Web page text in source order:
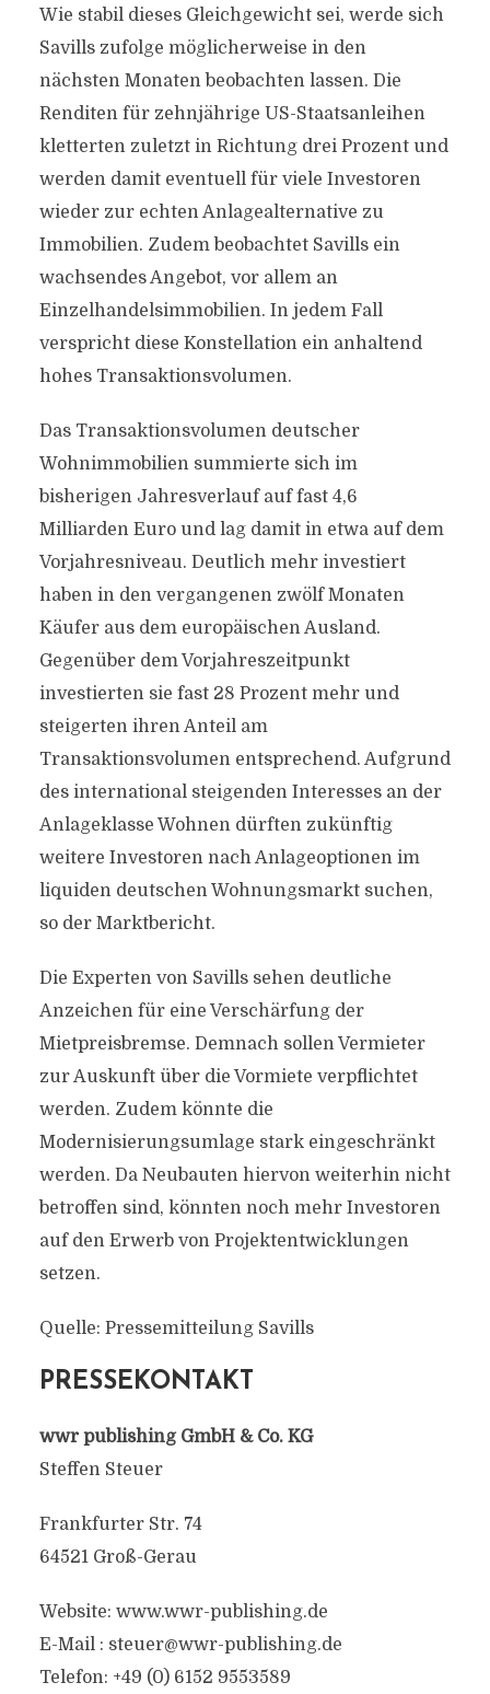
Wie stabil dieses Gleichgewicht sei, werde sich
Savills zufolge möglicherweise in den
nächsten Monaten beobachten lassen. Die
Renditen für zehnjährige US-Staatsanleihen
kletterten zuletzt in Richtung drei Prozent und
werden damit eventuell für viele Investoren
wieder zur echten Anlagealternative zu
Immobilien. Zudem beobachtet Savills ein
wachsendes Angebot, vor allem an
Einzelhandelsimmobilien. In jedem Fall
verspricht diese Konstellation ein anhaltend
hohes Transaktionsvolumen.
Das Transaktionsvolumen deutscher
Wohnimmobilien summierte sich im
bisherigen Jahresverlauf auf fast 4,6
Milliarden Euro und lag damit in etwa auf dem
Vorjahresniveau. Deutlich mehr investiert
haben in den vergangenen zwölf Monaten
Käufer aus dem europäischen Ausland.
Gegenüber dem Vorjahreszeitpunkt
investierten sie fast 28 Prozent mehr und
steigerten ihren Anteil am
Transaktionsvolumen entsprechend. Aufgrund
des international steigenden Interesses an der
Anlageklasse Wohnen dürften zukünftig
weitere Investoren nach Anlageoptionen im
liquiden deutschen Wohnungsmarkt suchen,
so der Marktbericht.
Die Experten von Savills sehen deutliche
Anzeichen für eine Verschärfung der
Mietpreisbremse. Demnach sollen Vermieter
zur Auskunft über die Vormiete verpflichtet
werden. Zudem könnte die
Modernisierungsumlage stark eingeschränkt
werden. Da Neubauten hiervon weiterhin nicht
betroffen sind, könnten noch mehr Investoren
auf den Erwerb von Projektentwicklungen
setzen.
Quelle: Pressemitteilung Savills
PRESSEKONTAKT
wwr publishing GmbH & Co. KG
Steffen Steuer
Frankfurter Str. 74
64521 Groß-Gerau
Website: www.wwr-publishing.de
E-Mail : steuer@wwr-publishing.de
Telefon: +49 (0) 6152 9553589